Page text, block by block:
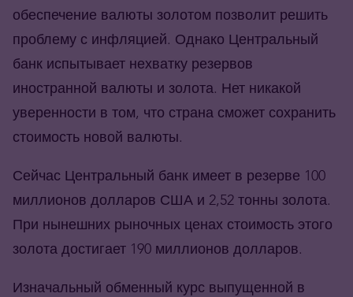
обеспечение валюты золотом позволит решить
проблему с инфляцией. Однако Центральный
банк испытывает нехватку резервов
иностранной валюты и золота. Нет никакой
уверенности в том, что страна сможет сохранить
стоимость новой валюты.
Сейчас Центральный банк имеет в резерве 100
миллионов долларов США и 2,52 тонны золота.
При нынешних рыночных ценах стоимость этого
золота достигает 190 миллионов долларов.
Изначальный обменный курс выпущенной в